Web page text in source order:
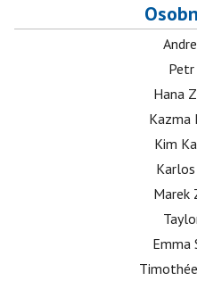
Hana
Kazma
Kim
Marek
Emma